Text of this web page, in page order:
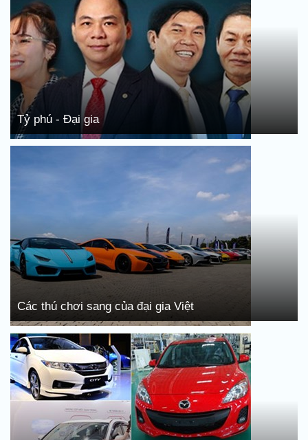
Tỷ phú - Đại gia
Các thú chơi sang của đại gia Việt